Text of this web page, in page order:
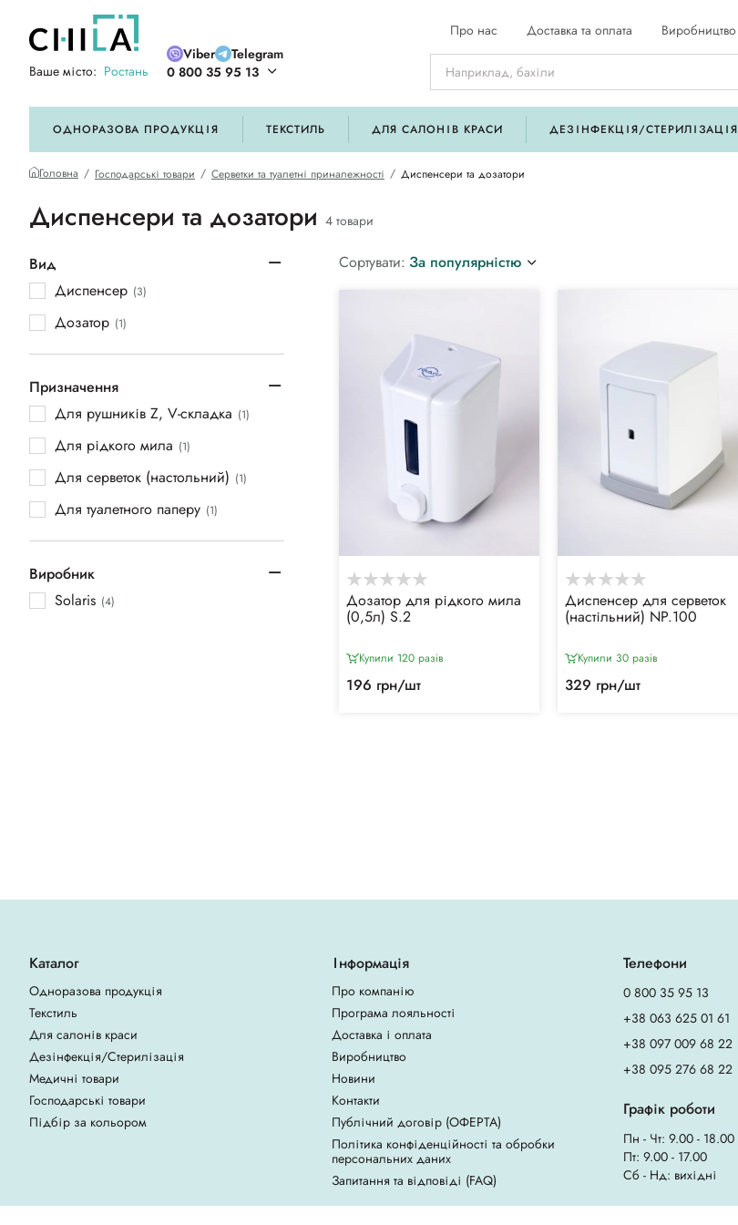
Ваше місто: Ростань
Viber
Telegram
0 800 35 95 13
Про нас Доставка та оплата Виробництво
ОДНОРАЗОВА ПРОДУКЦІЯ ТЕКСТИЛЬ ДЛЯ САЛОНІВ КРАСИ ДЕЗІНФЕКЦІЯ/СТЕРИЛІЗАЦІЯ
Головна Господарські товари Серветки та туалетні приналежності Диспенсери та дозатори
Диспенсери та дозатори 4 товари
Вид
Диспенсер (3)
Дозатор (1)
Призначення
Для рушників Z, V-складка (1)
Для рідкого мила (1)
Для серветок (настольний) (1)
Для туалетного паперу (1)
Виробник
Solaris (4)
Сортувати: За популярністю
Дозатор для рідкого мила
(0,5л) S.2
Купили 120 разiв
196 грн/шт
Диспенсер для серветок
(настільний) NP.100
Купили 30 разiв
329 грн/шт
Каталог
Одноразова продукція
Текстиль
Для салонів краси
Дезінфекція/Стерилізація
Медичні товари
Господарські товари
Підбір за кольором
Інформація
Про компанію
Програма лояльності
Доставка і оплата
Виробництво
Новини
Контакти
Публічний договір (ОФЕРТА)
Політика конфіденційності та обробки
персональних даних
Запитання та відповіді (FAQ)
Телефони
0 800 35 95 13
+38 063 625 01 61
+38 097 009 68 22
+38 095 276 68 22
Графік роботи
Пн - Чт: 9.00 - 18.00
Пт: 9.00 - 17.00
Сб - Нд: вихідні